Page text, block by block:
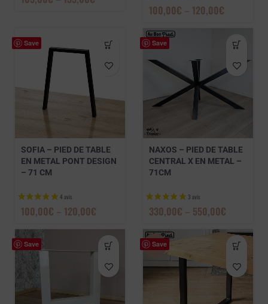
100,00€ – 120,00€
Save
SOFIA – PIED DE TABLE
EN METAL PONT DESIGN
– 71 CM
100,00€ – 120,00€
Save
NAXOS – PIED DE TABLE
CENTRAL X EN METAL –
71CM
330,00€ – 550,00€
Save Save
-17%